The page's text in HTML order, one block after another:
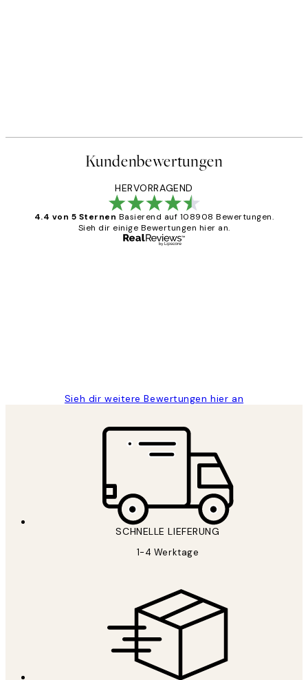
Kundenbewertungen
HERVORRAGEND
4.4 von 5 Sternen Basierend auf 108908 Bewertungen.
Sieh dir einige Bewertungen hier an.
Sieh dir weitere Bewertungen hier an
SCHNELLE LIEFERUNG
1-4 Werktage